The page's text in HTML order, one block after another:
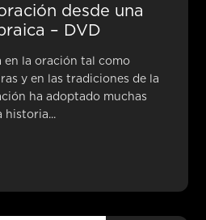
desde una
– DVD
en la oración tal como
y en las tradiciones de la
ha adoptado muchas
historia...